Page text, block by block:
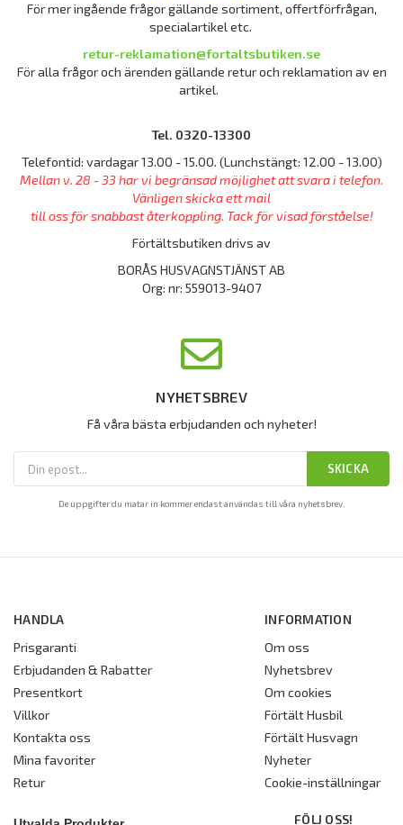
För mer ingående frågor gällande sortiment, offertförfrågan,
specialartikel etc.
retur-reklamation@fortaltsbutiken.se
För alla frågor och ärenden gällande retur och reklamation av en
artikel.
Tel. 0320-13300
Telefontid: vardagar 13.00 - 15.00. (Lunchstängt: 12.00 - 13.00)
Mellan v. 28 - 33 har vi begränsad möjlighet att svara i telefon.
Vänligen skicka ett mail
till oss för snabbast återkoppling. Tack för visad förståelse!
Förtältsbutiken drivs av
BORÅS HUSVAGNSTJÄNST AB
Org: nr: 559013-9407
NYHETSBREV
Få våra bästa erbjudanden och nyheter!
SKICKA
De uppgifter du matar in kommer endast användas till våra nyhetsbrev.
HANDLA
Prisgaranti
Erbjudanden & Rabatter
Presentkort
Villkor
Kontakta oss
Mina favoriter
Retur
INFORMATION
Om oss
Nyhetsbrev
Om cookies
Förtält Husbil
Förtält Husvagn
Nyheter
Cookie-inställningar
FÖLJ OSS!